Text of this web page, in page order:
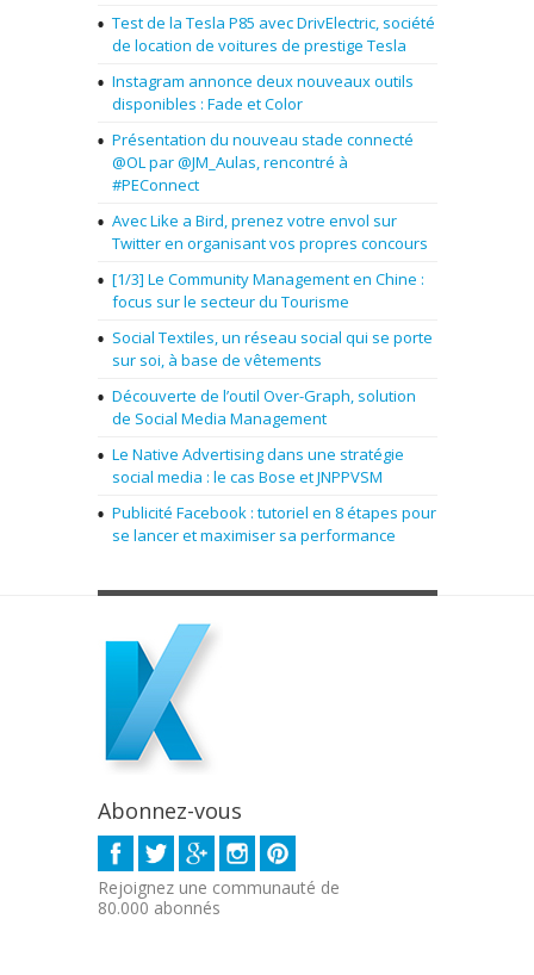
Test de la Tesla P85 avec DrivElectric, société
de location de voitures de prestige Tesla
Instagram annonce deux nouveaux outils
disponibles : Fade et Color
Présentation du nouveau stade connecté
@OL par @JM_Aulas, rencontré à
#PEConnect
Avec Like a Bird, prenez votre envol sur
Twitter en organisant vos propres concours
[1/3] Le Community Management en Chine :
focus sur le secteur du Tourisme
Social Textiles, un réseau social qui se porte
sur soi, à base de vêtements
Découverte de l’outil Over-Graph, solution
de Social Media Management
Le Native Advertising dans une stratégie
social media : le cas Bose et JNPPVSM
Publicité Facebook : tutoriel en 8 étapes pour
se lancer et maximiser sa performance
Abonnez-vous
Rejoignez une communauté de
80.000 abonnés